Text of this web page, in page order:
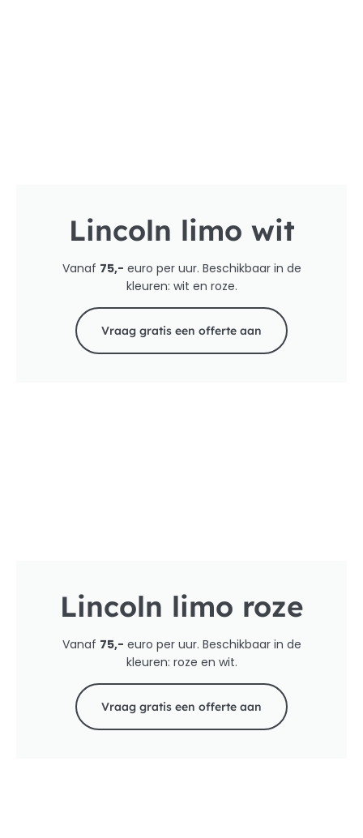
Lincoln limo wit
Vanaf 75,- euro per uur. Beschikbaar in de
kleuren: wit en roze.
Vraag gratis een offerte aan
Lincoln limo roze
Vanaf 75,- euro per uur. Beschikbaar in de
kleuren: roze en wit.
Vraag gratis een offerte aan